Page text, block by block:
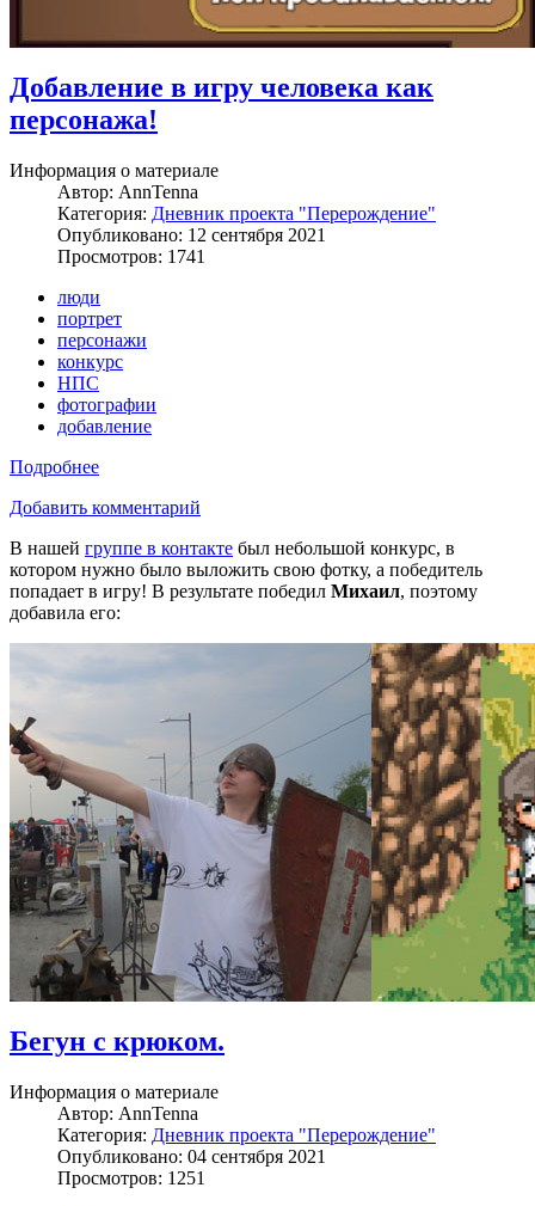
Добавление в игру человека как
персонажа!
Информация о материале
Автор: AnnTenna
Категория: Дневник проекта "Перерождение"
Опубликовано: 12 сентября 2021
Просмотров: 1741
люди
портрет
персонажи
конкурс
НПС
фотографии
добавление
Подробнее
Добавить комментарий
В нашей группе в контакте был небольшой конкурс, в
котором нужно было выложить свою фотку, а победитель
попадает в игру! В результате победил Михаил, поэтому
добавила его:
Бегун с крюком.
Информация о материале
Автор: AnnTenna
Категория: Дневник проекта "Перерождение"
Опубликовано: 04 сентября 2021
Просмотров: 1251